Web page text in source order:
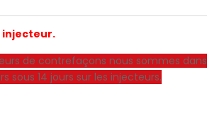
injecteur.
de contrefaçons nous sommes dans
sous 14 jours sur les injecteurs.